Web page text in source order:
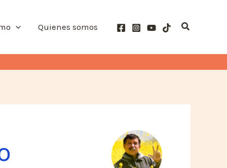
Quienes somos Buscar